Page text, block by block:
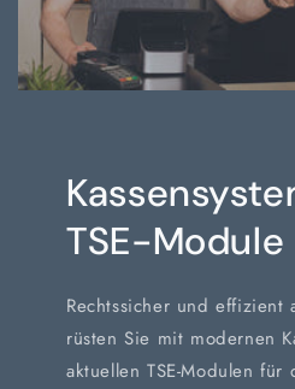
TSE-Module
Rechtssicher und effizient
rüsten Sie mit modernen
aktuellen TSE-Modulen für